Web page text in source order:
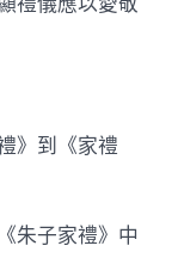
》到《家禮
朱子家禮》中